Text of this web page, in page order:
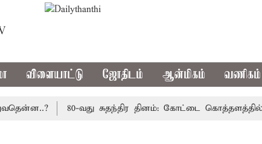
விளையாட்டு ஜோதிடம் ஆன்மிகம் வணிகம்
80-வது சுதந்திர தினம்: கோட்டை கொத்தளத்தில்